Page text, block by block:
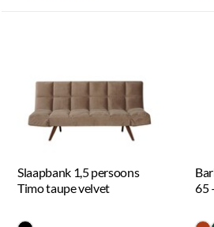
Slaapbank 1,5 persoons
Timo taupe velvet
65